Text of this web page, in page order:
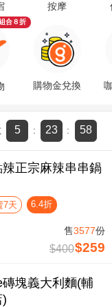
合８折
按摩
購物金兌換
5 : 23 : 57
辣正宗麻辣串串鍋
7天 6.4折
售3577份
$400$259
磚塊義大利麵(輔
)